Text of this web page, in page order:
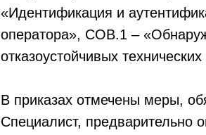
«Идентификация и
оператора», СОВ.1 –
отказоустойчивых
В приказах отмечены меры,
Специалист, предварительно